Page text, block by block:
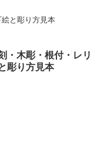
と彫り方見本
・木彫・根付・レリ
彫り方見本